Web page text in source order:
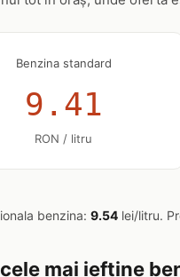
Benzina standard
9.41
RON / litru
benzina: 9.54 lei/litru.
mai ieftine